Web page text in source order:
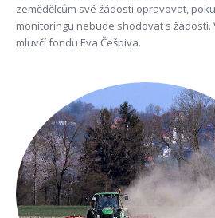
zemědělcům své žádosti opravovat,
monitoringu nebude shodovat s žádostí.
mluvčí fondu Eva Češpiva.